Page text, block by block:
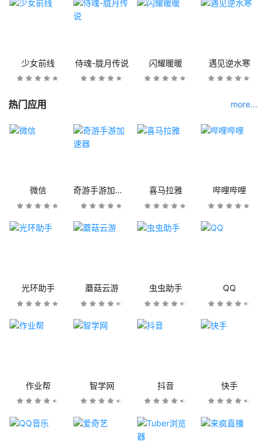
少女前线 侍魂-胧月传说 闪耀暖暖 遇见逆水寒
热门应用 more...
微信 奇游手游加速器 喜马拉雅 哔哩哔哩
光环助手 蘑菇云游 虫虫助手 QQ
作业帮 智学网 抖音 快手